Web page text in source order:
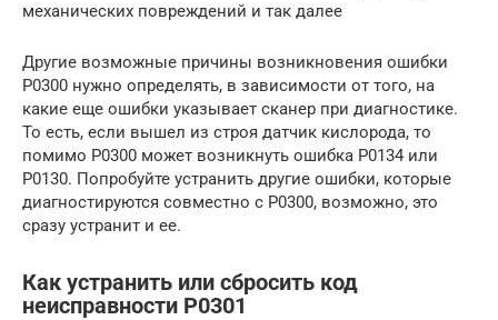
механических повреждений и так далее
Другие возможные причины возникновения ошибки
P0300 нужно определять, в зависимости от того, на
какие еще ошибки указывает сканер при диагностике.
То есть, если вышел из строя датчик кислорода, то
помимо P0300 может возникнуть ошибка P0134 или
P0130. Попробуйте устранить другие ошибки, которые
диагностируются совместно с P0300, возможно, это
сразу устранит и ее.
Как устранить или сбросить код
неисправности P0301